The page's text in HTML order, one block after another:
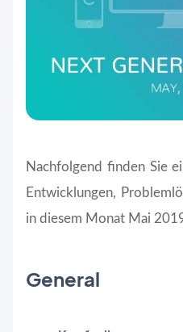
Nachfolgend finden Sie
Entwicklungen,
in diesem Monat Mai
General